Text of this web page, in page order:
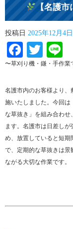
【名護市
投稿日 2025年12月4日
〜草刈り機・鎌・手作
名護市内のお客様より
施いたしました。今回
な草抜き」を組み合わ
ます。名護市は日差し
め、放置していると短期
で、定期的な草抜きは景
ながる大切な作業です。